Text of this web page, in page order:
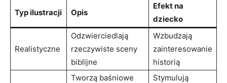
Typ ilustracji Opis
Efekt na
dziecko
Realistyczne
Odzwierciedlają
rzeczywiste sceny
biblijne
Wzbudzają
zainteresowanie
historią
Tworzą baśniowe
Stymulują